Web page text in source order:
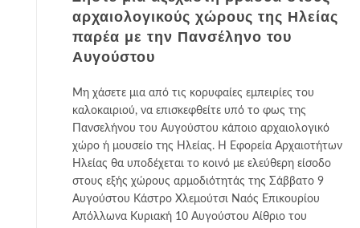
αρχαιολογικούς χώρους της Ηλείας
παρέα με την Πανσέληνο του
Αυγούστου
Μη χάσετε μια από τις κορυφαίες εμπειρίες του
καλοκαιριού, να επισκεφθείτε υπό το φως της
Πανσελήνου του Αυγούστου κάποιο αρχαιολογικό
χώρο ή μουσείο της Ηλείας. Η Εφορεία Αρχαιοτήτων
Ηλείας θα υποδέχεται το κοινό με ελεύθερη είσοδο
στους εξής χώρους αρμοδιότητάς της Σάββατο 9
Αυγούστου Κάστρο Χλεμούτσι Ναός Επικουρίου
Απόλλωνα Κυριακή 10 Αυγούστου Αίθριο του